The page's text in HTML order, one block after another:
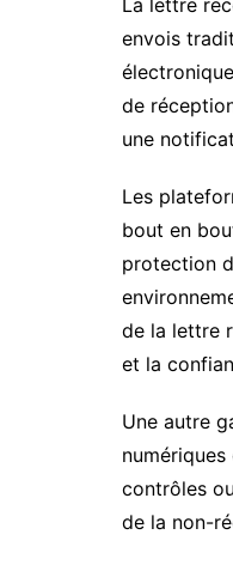
La lettre
envois
de
une
Les
bout en
protection
de la lettre
et la
Une autre
contrôles
de la non-